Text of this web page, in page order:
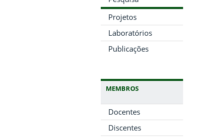
Projetos
Laboratórios
Publicações
MEMBROS
Docentes
Discentes